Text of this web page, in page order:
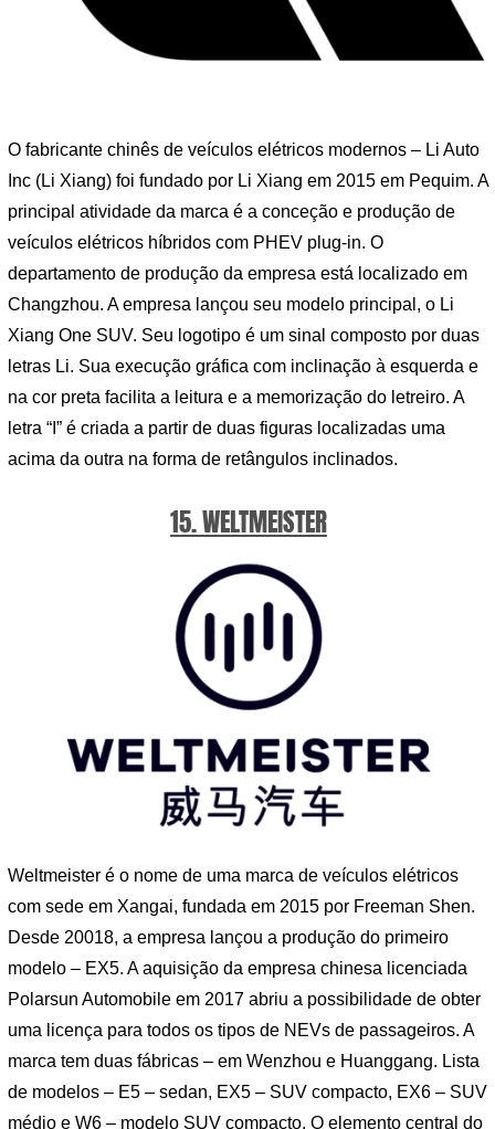
O fabricante chinês de veículos elétricos modernos – Li Auto
Inc (Li Xiang) foi fundado por Li Xiang em 2015 em Pequim. A
principal atividade da marca é a conceção e produção de
veículos elétricos híbridos com PHEV plug-in. O
departamento de produção da empresa está localizado em
Changzhou. A empresa lançou seu modelo principal, o Li
Xiang One SUV. Seu logotipo é um sinal composto por duas
letras Li. Sua execução gráfica com inclinação à esquerda e
na cor preta facilita a leitura e a memorização do letreiro. A
letra “I” é criada a partir de duas figuras localizadas uma
acima da outra na forma de retângulos inclinados.
15. WELTMEISTER
Weltmeister é o nome de uma marca de veículos elétricos
com sede em Xangai, fundada em 2015 por Freeman Shen.
Desde 20018, a empresa lançou a produção do primeiro
modelo – EX5. A aquisição da empresa chinesa licenciada
Polarsun Automobile em 2017 abriu a possibilidade de obter
uma licença para todos os tipos de NEVs de passageiros. A
marca tem duas fábricas – em Wenzhou e Huanggang. Lista
de modelos – E5 – sedan, EX5 – SUV compacto, EX6 – SUV
médio e W6 – modelo SUV compacto. O elemento central do